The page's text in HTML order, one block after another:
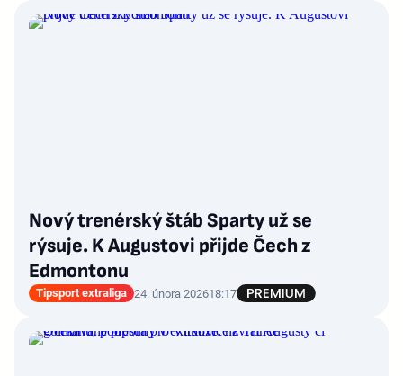
Nový trenérský štáb Sparty už se
rýsuje. K Augustovi přijde Čech z
Edmontonu
Tipsport extraliga 24. února 202618:17